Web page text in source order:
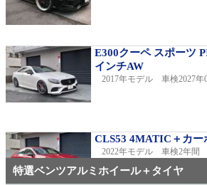
E300クーペ スポーツ
インチAW
2017年モデル 車検2027
CLS53 4MATIC＋カー
2022年モデル 車検2年間
特選ベンツアルミホイール＋タイヤ